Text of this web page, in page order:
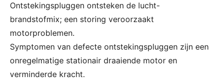
Ontstekingspluggen ontsteken de lucht-
brandstofmix; een storing veroorzaakt
motorproblemen.
Symptomen van defecte ontstekingspluggen zijn een
onregelmatige stationair draaiende motor en
verminderde kracht.